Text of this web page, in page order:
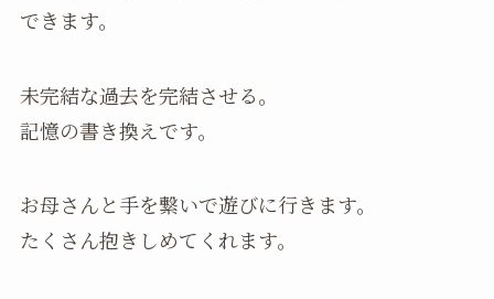
できます。
未完結な過去を完結させる。
記憶の書き換えです。
お母さんと手を繋いで遊びに行きます。
たくさん抱きしめてくれます。